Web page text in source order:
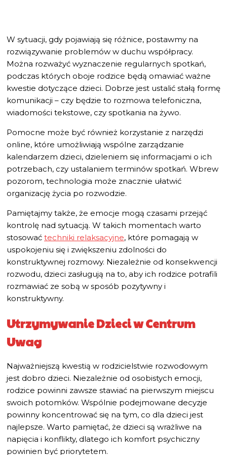
W sytuacji, gdy pojawiają się różnice, postawmy na
rozwiązywanie problemów w duchu współpracy.
Można rozważyć wyznaczenie regularnych spotkań,
podczas których oboje rodzice będą omawiać ważne
kwestie dotyczące dzieci. Dobrze jest ustalić stałą formę
komunikacji – czy będzie to rozmowa telefoniczna,
wiadomości tekstowe, czy spotkania na żywo.
Pomocne może być również korzystanie z narzędzi
online, które umożliwiają wspólne zarządzanie
kalendarzem dzieci, dzieleniem się informacjami o ich
potrzebach, czy ustalaniem terminów spotkań. Wbrew
pozorom, technologia może znacznie ułatwić
organizację życia po rozwodzie.
Pamiętajmy także, że emocje mogą czasami przejąć
kontrolę nad sytuacją. W takich momentach warto
stosować techniki relaksacyjne, które pomagają w
uspokojeniu się i zwiększeniu zdolności do
konstruktywnej rozmowy. Niezależnie od konsekwencji
rozwodu, dzieci zasługują na to, aby ich rodzice potrafili
rozmawiać ze sobą w sposób pozytywny i
konstruktywny.
Utrzymywanie Dzieci w Centrum
Uwag
Najważniejszą kwestią w rodzicielstwie rozwodowym
jest dobro dzieci. Niezależnie od osobistych emocji,
rodzice powinni zawsze stawiać na pierwszym miejscu
swoich potomków. Wspólnie podejmowane decyzje
powinny koncentrować się na tym, co dla dzieci jest
najlepsze. Warto pamiętać, że dzieci są wrażliwe na
napięcia i konflikty, dlatego ich komfort psychiczny
powinien być priorytetem.